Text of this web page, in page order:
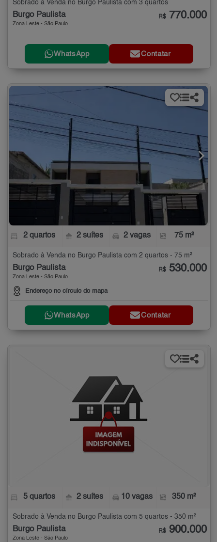
Sobrado à Venda no Burgo Paulista com 3 quartos
Burgo Paulista
Zona Leste - São Paulo
R$ 770.000
WhatsApp Contatar
2 quartos 2 suítes 2 vagas 75 m²
Sobrado à Venda no Burgo Paulista com 2 quartos - 75 m²
Burgo Paulista
Zona Leste - São Paulo
Endereço no círculo do mapa
R$ 530.000
WhatsApp Contatar
5 quartos 2 suítes 10 vagas 350 m²
Sobrado à Venda no Burgo Paulista com 5 quartos - 350 m²
Burgo Paulista
Zona Leste - São Paulo
R$ 900.000